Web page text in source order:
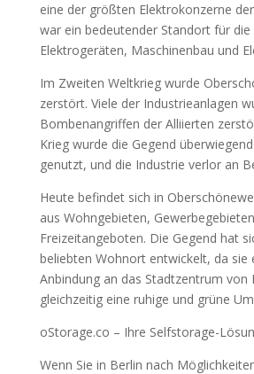
eine der größten Elektrokonzerne
war ein bedeutender Standort für
Elektrogeräten, Maschinenbau und
Im Zweiten Weltkrieg wurde
zerstört. Viele der Industrieanlagen
Bombenangriffen der Alliierten
Krieg wurde die Gegend
genutzt, und die Industrie verlor an
Heute befindet sich in
aus Wohngebieten,
Freizeitangeboten. Die Gegend hat
beliebten Wohnort entwickelt, da sie
Anbindung an das Stadtzentrum von
gleichzeitig eine ruhige und grüne
oStorage.co – Ihre Selfstorage-
Wenn Sie in Berlin nach